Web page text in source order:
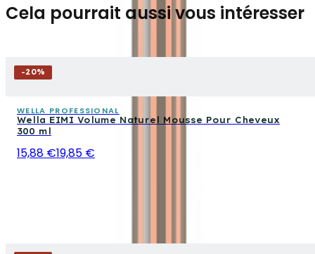
Cela pourrait aussi vous intéresser
-20%
WELLA PROFESSIONAL
Wella EIMI Volume Naturel Mousse Pour Cheveux
300 ml
15,88 €19,85 €